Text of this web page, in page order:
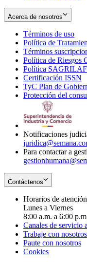
Acerca de nosotros
Términos de uso
in
new
Política de
Términos
Política de Riesgos
Política
Certificación ISSN
in
TyC Plan de
Protección del
Notificaciones
Para contactar a
Contáctenos
Horarios de atención
Lunes a Viernes
8:00 a.m. a 6:00
Canales de servicio
Trabaje con nosotros
Paute con nosotros
Cookies